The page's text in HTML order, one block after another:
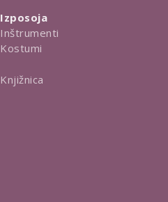
Izposoja
Inštrumenti
Kostumi
Knjižnica